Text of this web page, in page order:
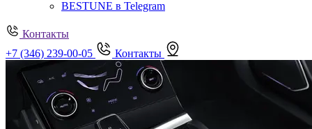
BESTUNE в Telegram
Контакты
+7 (346) 239-00-05
Контакты